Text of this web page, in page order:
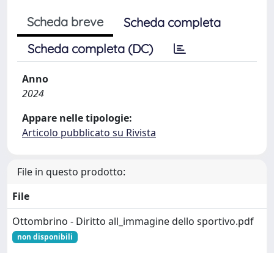
Scheda breve
Scheda completa
Scheda completa (DC)
Anno
2024
Appare nelle tipologie:
Articolo pubblicato su Rivista
File in questo prodotto:
File
Ottombrino - Diritto all_immagine dello sportivo.pdf
non disponibili